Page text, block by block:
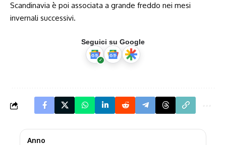
Scandinavia è poi associata a grande freddo nei mesi
invernali successivi.
Seguici su Google
Anno